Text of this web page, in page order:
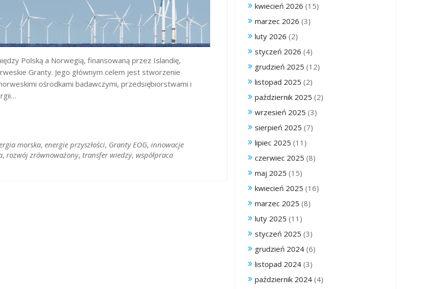
Polską a Norwegią, finansowaną przez Islandię,
Granty. Jego głównym celem jest stworzenie
ośrodkami badawczymi, przedsiębiorstwami i
morska, energie przyszłości, Granty EOG, innowacje
, rozwój zrównoważony, transfer wiedzy, współpraca
kwiecień 2026 (15)
marzec 2026 (3)
luty 2026 (2)
styczeń 2026 (4)
grudzień 2025 (12)
listopad 2025 (2)
październik 2025 (2)
wrzesień 2025 (3)
sierpień 2025 (7)
lipiec 2025 (11)
czerwiec 2025 (8)
maj 2025 (15)
kwiecień 2025 (16)
marzec 2025 (8)
luty 2025 (11)
styczeń 2025 (3)
grudzień 2024 (6)
listopad 2024 (3)
październik 2024 (4)